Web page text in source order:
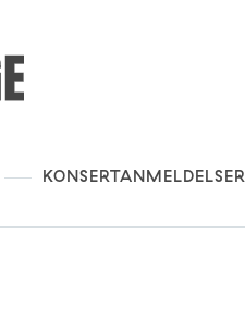
KONSERTANMELDELSER